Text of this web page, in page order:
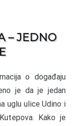
– JEDNO
o događaju
je da je jedan
uglu ulice Udino i
Kako je